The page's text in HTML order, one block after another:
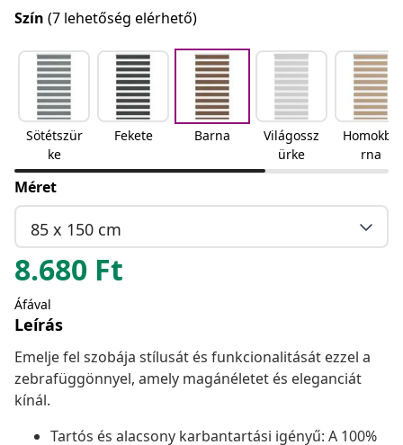
Szín (7 lehetőség elérhető)
Sötétszür
ke
Fekete Barna
Világossz
ürke
Homokba
rna
Méret
85 x 150 cm
8.680 Ft
Áfával
Leírás
Emelje fel szobája stílusát és funkcionalitását ezzel a
zebrafüggönnyel, amely magánéletet és eleganciát
kínál.
Tartós és alacsony karbantartási igényű: A 100%